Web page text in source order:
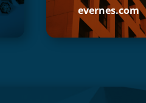
evernes.com